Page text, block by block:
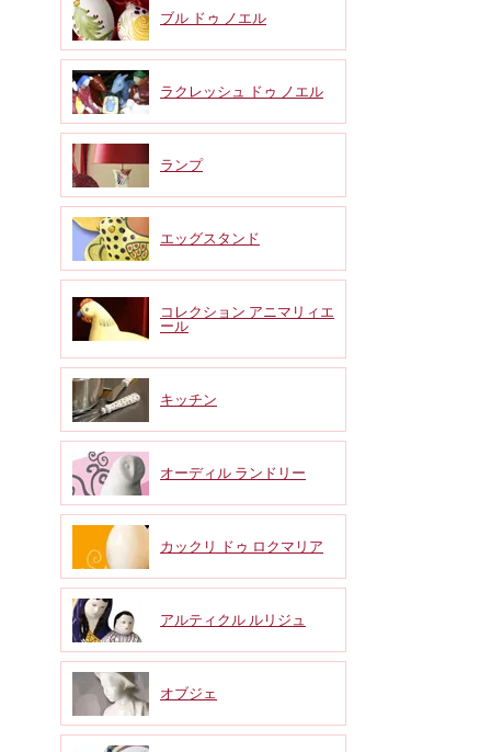
ブル ドゥ ノエル
ラクレッシュ ドゥ ノエル
ランプ
エッグスタンド
コレクション アニマリィエ
ール
キッチン
オーディル ランドリー
カックリ ドゥ ロクマリア
アルティクル ルリジュ
オブジェ